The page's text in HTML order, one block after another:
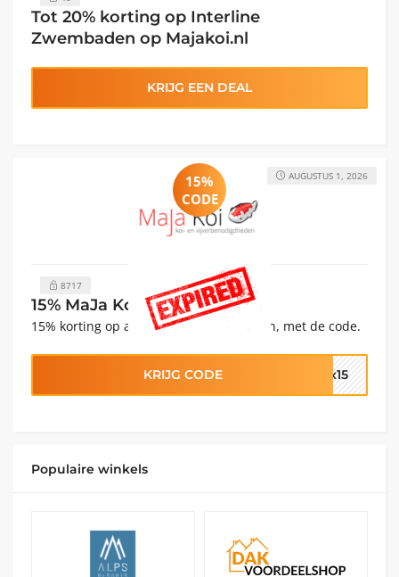
Tot 20% korting op Interline
Zwembaden op Majakoi.nl
KRIJG EEN DEAL
15%
CODE
8717
15% MaJa Koi Promotiecode
15% korting op alle Aquafiltrix producten, met de code.
AUGUSTUS 1, 2026
KRIJG CODE ix15
Populaire winkels